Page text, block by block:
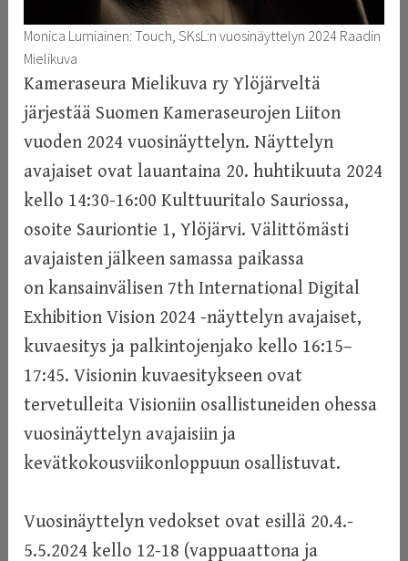
Monica Lumiainen: Touch, SKsL:n vuosinäyttelyn 2024 Raadin
Mielikuva
Kameraseura Mielikuva ry Ylöjärveltä
järjestää Suomen Kameraseurojen Liiton
vuoden 2024 vuosinäyttelyn. Näyttelyn
avajaiset ovat lauantaina 20. huhtikuuta 2024
kello 14:30-16:00 Kulttuuritalo Sauriossa,
osoite Sauriontie 1, Ylöjärvi. Välittömästi
avajaisten jälkeen samassa paikassa
on kansainvälisen 7th International Digital
Exhibition Vision 2024 -näyttelyn avajaiset,
kuvaesitys ja palkintojenjako kello 16:15–
17:45. Visionin kuvaesitykseen ovat
tervetulleita Visioniin osallistuneiden ohessa
vuosinäyttelyn avajaisiin ja
kevätkokousviikonloppuun osallistuvat.
Vuosinäyttelyn vedokset ovat esillä 20.4.-
5.5.2024 kello 12-18 (vappuaattona ja